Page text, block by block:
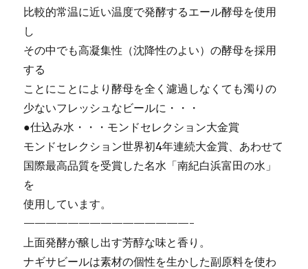
比較的常温に近い温度で発酵するエール酵母を使用
し
その中でも高凝集性（沈降性のよい）の酵母を採用
する
ことにことにより酵母を全く濾過しなくても濁りの
少ないフレッシュなビールに・・・
●仕込み水・・・モンドセレクション大金賞
モンドセレクション世界初4年連続大金賞、あわせて
国際最高品質を受賞した名水「南紀白浜富田の水」
を
使用しています。
———————————————-
上面発酵が醸し出す芳醇な味と香り。
ナギサビールは素材の個性を生かした副原料を使わ